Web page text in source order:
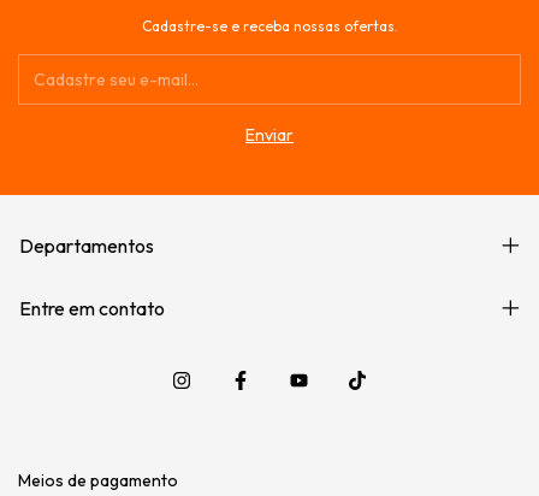
Cadastre-se e receba nossas ofertas.
Departamentos
Entre em contato
Meios de pagamento